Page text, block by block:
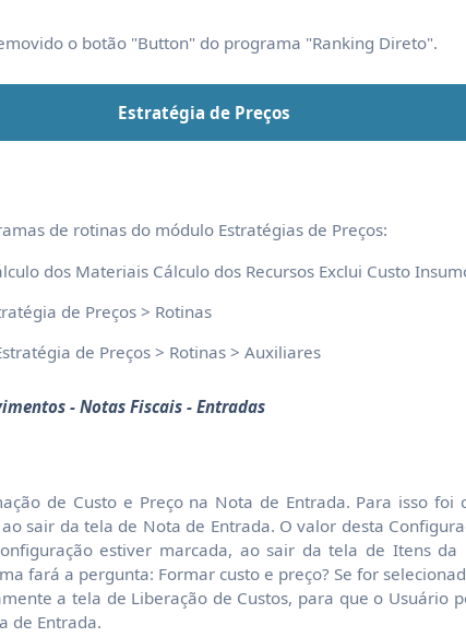
o botão "Button" do programa "Ranking Direto".
Estratégia de Preços
de rotinas do módulo Estratégias de Preços:
dos Materiais Cálculo dos Recursos Exclui Custo
de Preços > Rotinas
de Preços > Rotinas > Auxiliares
- Notas Fiscais - Entradas
de Custo e Preço na Nota de Entrada. Para isso foi
sair da tela de Nota de Entrada. O valor desta
estiver marcada, ao sair da tela de Itens
fará a pergunta: Formar custo e preço? Se for
a tela de Liberação de Custos, para que o Usuário
de Entrada.